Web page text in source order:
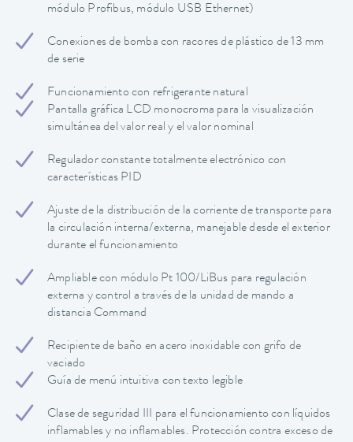
módulo Profibus, módulo USB Ethernet)
Conexiones de bomba con racores de plástico de 13 mm
de serie
Funcionamiento con refrigerante natural
Pantalla gráfica LCD monocroma para la visualización
simultánea del valor real y el valor nominal
Regulador constante totalmente electrónico con
características PID
Ajuste de la distribución de la corriente de transporte para
la circulación interna/externa, manejable desde el exterior
durante el funcionamiento
Ampliable con módulo Pt 100/LiBus para regulación
externa y control a través de la unidad de mando a
distancia Command
Recipiente de baño en acero inoxidable con grifo de
vaciado
Guía de menú intuitiva con texto legible
Clase de seguridad III para el funcionamiento con líquidos
inflamables y no inflamables. Protección contra exceso de